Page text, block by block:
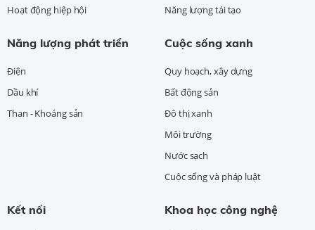
Hoạt động hiệp hội
Năng lượng tái tạo
Năng lượng phát triển
Điện
Dầu khí
Than - Khoáng sản
Cuộc sống xanh
Quy hoạch, xây dựng
Bất động sản
Đô thị xanh
Môi trường
Nước sạch
Cuộc sống và pháp luật
Kết nối Khoa học công nghệ